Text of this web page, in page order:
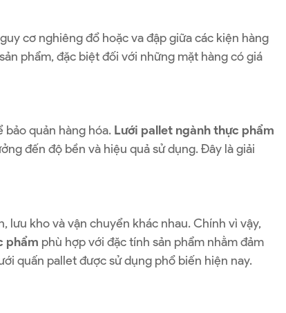
cơ nghiêng đổ hoặc va đập giữa các kiện hàng
phẩm, đặc biệt đối với những mặt hàng có giá
quản hàng hóa. Lưới pallet ngành thực phẩm
đến độ bền và hiệu quả sử dụng. Đây là giải
lưu kho và vận chuyển khác nhau. Chính vì vậy,
phẩm phù hợp với đặc tính sản phẩm nhằm đảm
quấn pallet được sử dụng phổ biến hiện nay.